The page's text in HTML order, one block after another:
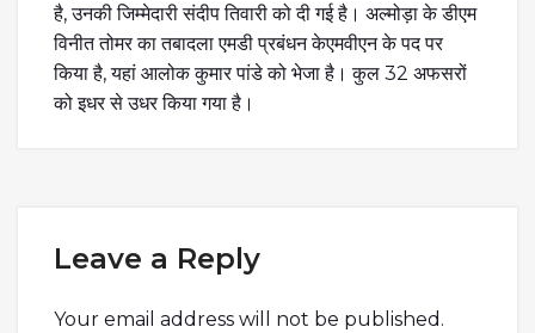
है, उनकी जिम्मेदारी संदीप तिवारी को दी गई है। अल्मोड़ा के डीएम
विनीत तोमर का तबादला एमडी प्रबंधन केएमवीएन के पद पर
किया है, यहां आलोक कुमार पांडे को भेजा है। कुल 32 अफसरों
को इधर से उधर किया गया है।
Leave a Reply
Your email address will not be published.